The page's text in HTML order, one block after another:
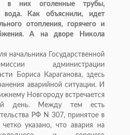
в них оголенные трубы,
вода. Как объяснили, идет
отопления, горячего и
А на дворе Никола
начальника Государственной
администрации
Бориса Караганова, здесь
аварийной ситуации. И
Новгороду встречается
день. Между тем есть
РФ N 307, принятое в
указано, что авария на